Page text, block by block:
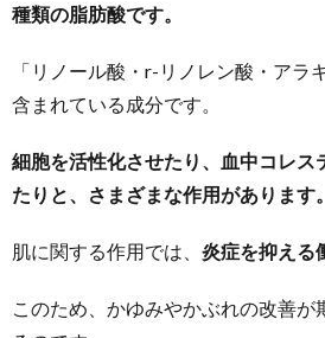
種類の脂肪酸です。
「リノール酸・r-リノレン酸・アラ
含まれている成分です。
細胞を活性化させたり、血中コレス
たりと、さまざまな作用があります。
肌に関する作用では、 炎症を抑える
このため、かゆみやかぶれの改善が